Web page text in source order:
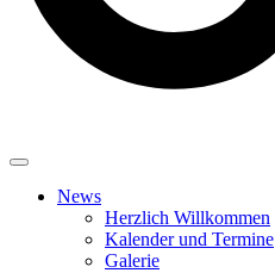
News
Herzlich Willkommen
Kalender und Termine
Galerie